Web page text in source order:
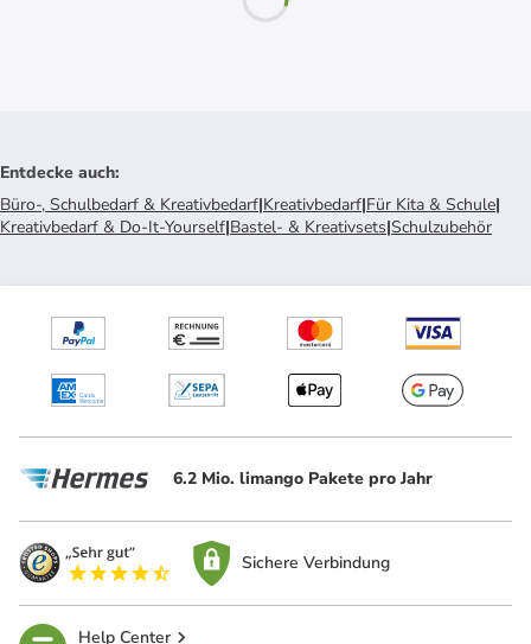
Entdecke auch:
Büro-, Schulbedarf & Kreativbedarf|Kreativbedarf|Für Kita & Schule|
Kreativbedarf & Do-It-Yourself|Bastel- & Kreativsets|Schulzubehör
6.2 Mio. limango Pakete pro Jahr
Sichere Verbindung
Help Center